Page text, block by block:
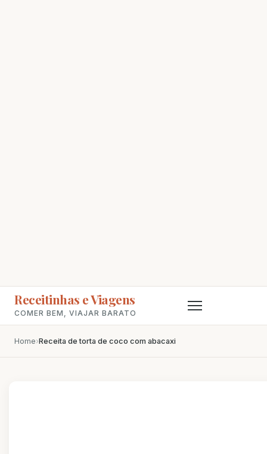
Receitinhas e Viagens
COMER BEM, VIAJAR BARATO
Home›Receita de torta de coco com abacaxi